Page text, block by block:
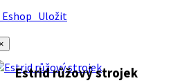
Uložit
Estrid růžový strojek